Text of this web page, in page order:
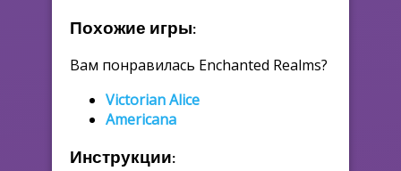
Похожие игры:
Вам понравилась Enchanted Realms?
Victorian Alice
Americana
Инструкции: